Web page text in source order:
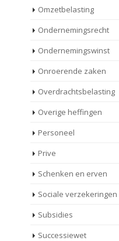
Omzetbelasting
Ondernemingsrecht
Ondernemingswinst
Onroerende zaken
Overdrachtsbelasting
Overige heffingen
Personeel
Prive
Schenken en erven
Sociale verzekeringen
Subsidies
Successiewet